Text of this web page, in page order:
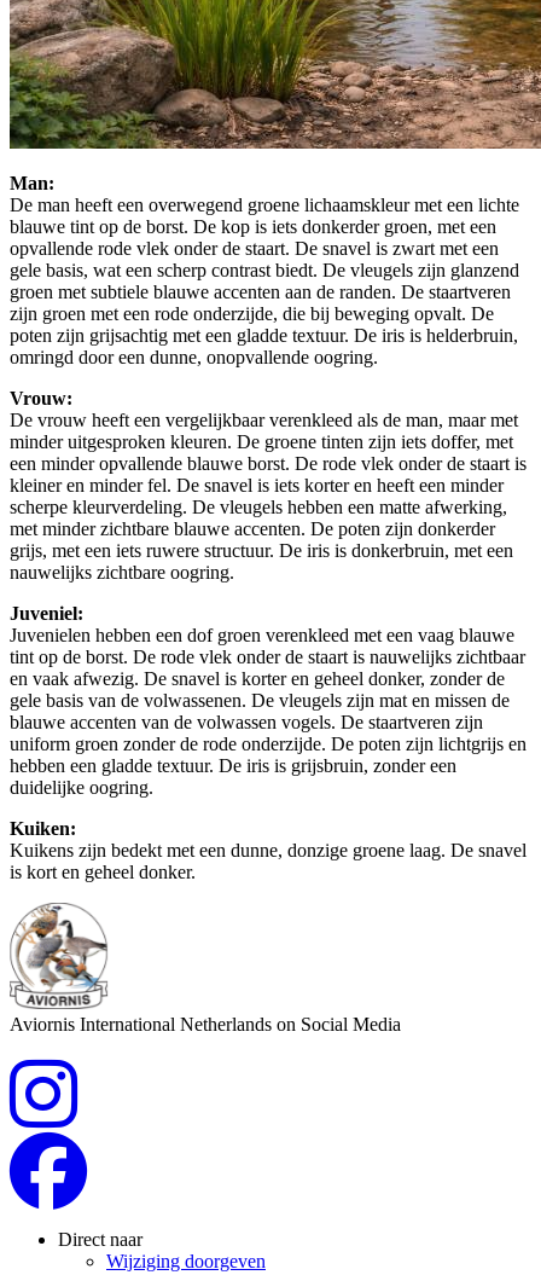
Man:
De man heeft een overwegend groene lichaamskleur met een lichte
blauwe tint op de borst. De kop is iets donkerder groen, met een
opvallende rode vlek onder de staart. De snavel is zwart met een
gele basis, wat een scherp contrast biedt. De vleugels zijn glanzend
groen met subtiele blauwe accenten aan de randen. De staartveren
zijn groen met een rode onderzijde, die bij beweging opvalt. De
poten zijn grijsachtig met een gladde textuur. De iris is helderbruin,
omringd door een dunne, onopvallende oogring.
Vrouw:
De vrouw heeft een vergelijkbaar verenkleed als de man, maar met
minder uitgesproken kleuren. De groene tinten zijn iets doffer, met
een minder opvallende blauwe borst. De rode vlek onder de staart is
kleiner en minder fel. De snavel is iets korter en heeft een minder
scherpe kleurverdeling. De vleugels hebben een matte afwerking,
met minder zichtbare blauwe accenten. De poten zijn donkerder
grijs, met een iets ruwere structuur. De iris is donkerbruin, met een
nauwelijks zichtbare oogring.
Juveniel:
Juvenielen hebben een dof groen verenkleed met een vaag blauwe
tint op de borst. De rode vlek onder de staart is nauwelijks zichtbaar
en vaak afwezig. De snavel is korter en geheel donker, zonder de
gele basis van de volwassenen. De vleugels zijn mat en missen de
blauwe accenten van de volwassen vogels. De staartveren zijn
uniform groen zonder de rode onderzijde. De poten zijn lichtgrijs en
hebben een gladde textuur. De iris is grijsbruin, zonder een
duidelijke oogring.
Kuiken:
Kuikens zijn bedekt met een dunne, donzige groene laag. De snavel
is kort en geheel donker.
Aviornis International Netherlands on Social Media
Direct naar
Wijziging doorgeven